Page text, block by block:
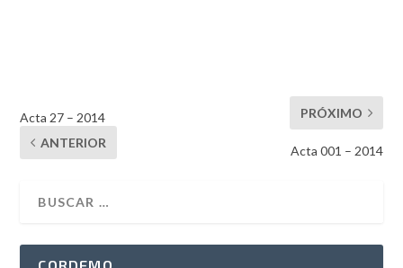
Acta 27 – 2014
ANTERIOR
PRÓXIMO
Acta 001 – 2014